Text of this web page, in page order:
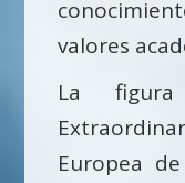
valores
La
Europea